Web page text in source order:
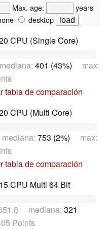
Max. age:
years
desktop
CPU (Single Core)
401 (43%) max:
tabla de comparación
CPU (Multi Core)
753 (2%) max:
tabla de comparación
CPU Multi 64 Bit
mediana: 321
Points